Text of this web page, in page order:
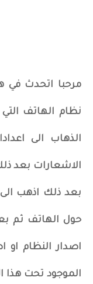
مرحبا اتحدث في
نظام الهاتف
الذهاب الى
الاشعارات بعد
بعد ذلك اذهب
حول الهاتف ثم
اصدار النظام او